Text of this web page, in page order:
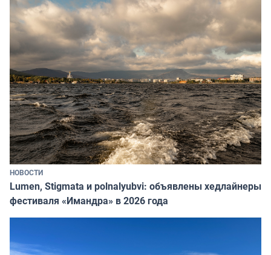
НОВОСТИ
Lumen, Stigmata и polnalyubvi: объявлены хедлайнеры
фестиваля «Имандра» в 2026 года